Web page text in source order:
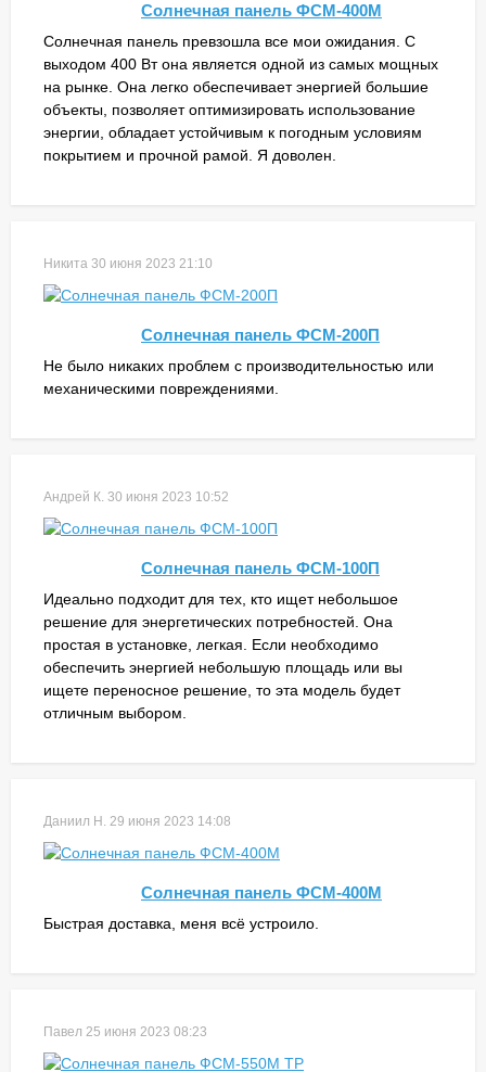
Солнечная панель ФСМ-400М
Солнечная панель превзошла все мои ожидания. С
выходом 400 Вт она является одной из самых мощных
на рынке. Она легко обеспечивает энергией большие
объекты, позволяет оптимизировать использование
энергии, обладает устойчивым к погодным условиям
покрытием и прочной рамой. Я доволен.
Никита 30 июня 2023 21:10
Солнечная панель ФСМ-200П
Не было никаких проблем с производительностью или
механическими повреждениями.
Андрей К. 30 июня 2023 10:52
Солнечная панель ФСМ-100П
Идеально подходит для тех, кто ищет небольшое
решение для энергетических потребностей. Она
простая в установке, легкая. Если необходимо
обеспечить энергией небольшую площадь или вы
ищете переносное решение, то эта модель будет
отличным выбором.
Даниил Н. 29 июня 2023 14:08
Солнечная панель ФСМ-400М
Быстрая доставка, меня всё устроило.
Павел 25 июня 2023 08:23